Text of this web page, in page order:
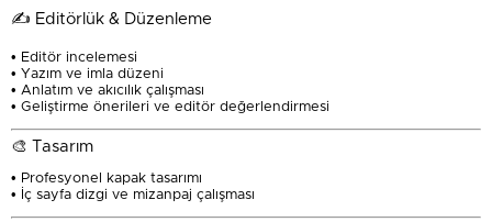
✍️ Editörlük & Düzenleme
• Editör incelemesi
• Yazım ve imla düzeni
• Anlatım ve akıcılık çalışması
• Geliştirme önerileri ve editör değerlendirmesi
🎨 Tasarım
• Profesyonel kapak tasarımı
• İç sayfa dizgi ve mizanpaj çalışması